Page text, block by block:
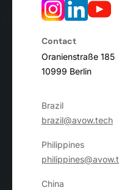
Contact
Oranienstraße 185
10999 Berlin
Brazil
brazil@avow.tech
Philippines
China